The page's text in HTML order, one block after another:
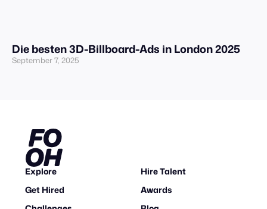
Die besten 3D-Billboard-Ads in London 2025
September 7, 2025
Explore
Hire Talent
Get Hired
Awards